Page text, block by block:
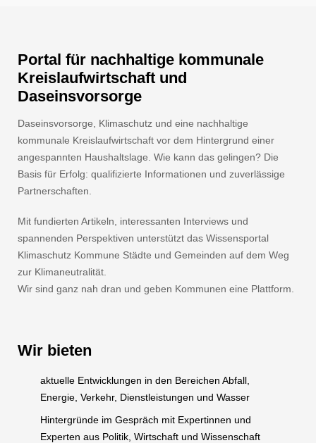
Portal für nachhaltige kommunale
Kreislaufwirtschaft und
Daseinsvorsorge
Daseinsvorsorge, Klimaschutz und eine nachhaltige
kommunale Kreislaufwirtschaft vor dem Hintergrund einer
angespannten Haushaltslage. Wie kann das gelingen? Die
Basis für Erfolg: qualifizierte Informationen und zuverlässige
Partnerschaften.
Mit fundierten Artikeln, interessanten Interviews und
spannenden Perspektiven unterstützt das Wissensportal
Klimaschutz Kommune Städte und Gemeinden auf dem Weg
zur Klimaneutralität.
Wir sind ganz nah dran und geben Kommunen eine Plattform.
Wir bieten
aktuelle Entwicklungen in den Bereichen Abfall,
Energie, Verkehr, Dienstleistungen und Wasser
Hintergründe im Gespräch mit Expertinnen und
Experten aus Politik, Wirtschaft und Wissenschaft